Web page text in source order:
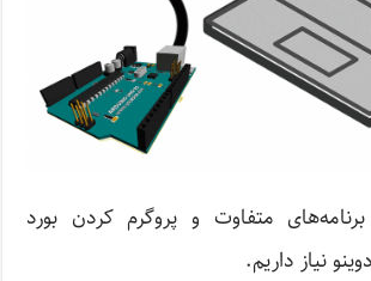
متفاوت و پروگرم کردن بورد